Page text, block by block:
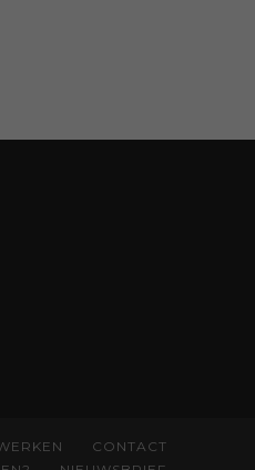
CONTACT